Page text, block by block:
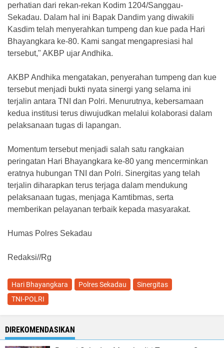
perhatian dari rekan-rekan Kodim 1204/Sanggau-
Sekadau. Dalam hal ini Bapak Dandim yang diwakili
Kasdim telah menyerahkan tumpeng dan kue pada Hari
Bhayangkara ke-80. Kami sangat mengapresiasi hal
tersebut," AKBP ujar Andhika.
AKBP Andhika mengatakan, penyerahan tumpeng dan kue
tersebut menjadi bukti nyata sinergi yang selama ini
terjalin antara TNI dan Polri. Menurutnya, kebersamaan
kedua institusi terus diwujudkan melalui kolaborasi dalam
pelaksanaan tugas di lapangan.
Momentum tersebut menjadi salah satu rangkaian
peringatan Hari Bhayangkara ke-80 yang mencerminkan
eratnya hubungan TNI dan Polri. Sinergitas yang telah
terjalin diharapkan terus terjaga dalam mendukung
pelaksanaan tugas, menjaga Kamtibmas, serta
memberikan pelayanan terbaik kepada masyarakat.
Humas Polres Sekadau
Redaksi//Rg
Hari Bhayangkara Polres Sekadau
Sinergitas
TNI-POLRI
DIREKOMENDASIKAN